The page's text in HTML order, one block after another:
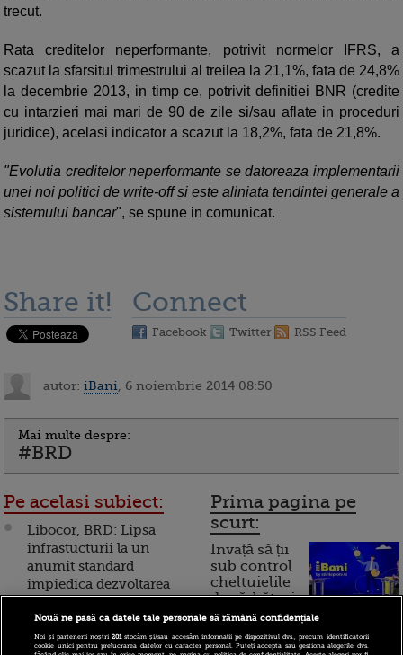
trecut.
Rata creditelor neperformante, potrivit normelor IFRS, a
scazut la sfarsitul trimestrului al treilea la 21,1%, fata de 24,8%
la decembrie 2013, in timp ce, potrivit definitiei BNR (credite
cu intarzieri mai mari de 90 de zile si/sau aflate in proceduri
juridice), acelasi indicator a scazut la 18,2%, fata de 21,8%.
"Evolutia creditelor neperformante se datoreaza implementarii
unei noi politici de write-off si este aliniata tendintei generale a
sistemului bancar", se spune in comunicat.
Share it! Connect
Facebook Twitter RSS Feed
autor: iBani , 6 noiembrie 2014 08:50
Mai multe despre:
#BRD
Pe acelasi subiect:
Libocor, BRD: Lipsa
infrastucturii la un
anumit standard
impiedica dezvoltarea
Profit dublu de 123
milioane de lei pentru
Prima pagina pe
scurt:
Invață să ții
sub control
cheltuielile
de sărbători.
Cum
funcționează cardul de
Nouă ne pasă ca datele tale personale să rămână confidențiale
Noi și partenerii noștri201stocăm și/sau accesăm informații pe dispozitivul dvs., precum identificatorii
cookie unici pentru prelucrarea datelor cu caracter personal. Puteți accepta sau gestiona alegerile dvs.